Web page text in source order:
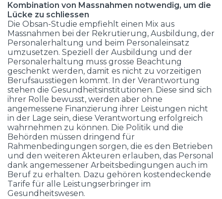
Kombination von Massnahmen notwendig, um die
Lücke zu schliessen
Die Obsan-Studie empfiehlt einen Mix aus
Massnahmen bei der Rekrutierung, Ausbildung, der
Personalerhaltung und beim Personaleinsatz
umzusetzen. Speziell der Ausbildung und der
Personalerhaltung muss grosse Beachtung
geschenkt werden, damit es nicht zu vorzeitigen
Berufsausstiegen kommt. In der Verantwortung
stehen die Gesundheitsinstitutionen. Diese sind sich
ihrer Rolle bewusst, werden aber ohne
angemessene Finanzierung ihrer Leistungen nicht
in der Lage sein, diese Verantwortung erfolgreich
wahrnehmen zu können. Die Politik und die
Behörden müssen dringend für
Rahmenbedingungen sorgen, die es den Betrieben
und den weiteren Akteuren erlauben, das Personal
dank angemessener Arbeitsbedingungen auch im
Beruf zu erhalten. Dazu gehören kostendeckende
Tarife für alle Leistungserbringer im
Gesundheitswesen.